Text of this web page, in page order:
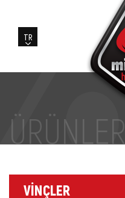
ÜRÜNLER
VİNÇLER